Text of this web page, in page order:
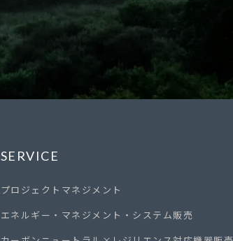
SERVICE
プロジェクトマネジメント
エネルギー・マネジメント・システム販売